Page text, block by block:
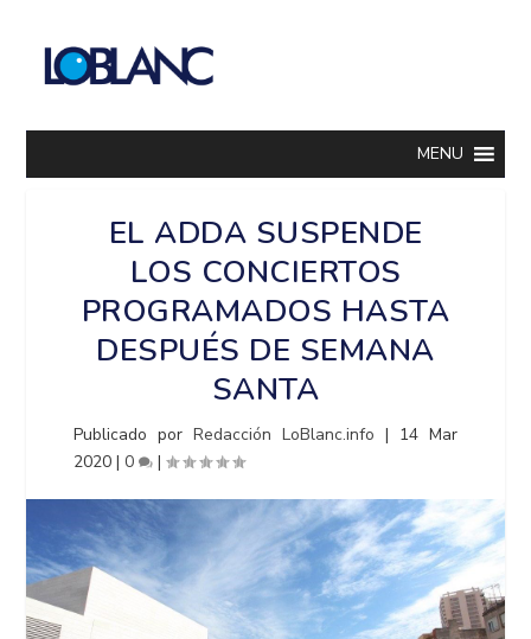
MENU
EL ADDA SUSPENDE
LOS CONCIERTOS
PROGRAMADOS HASTA
DESPUÉS DE SEMANA
SANTA
Publicado porRedacción LoBlanc.info | 14 Mar
2020 |0 |